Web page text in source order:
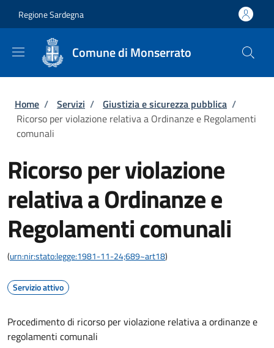
Regione Sardegna
Comune di Monserrato
Briciole di pane
Home / Servizi / Giustizia e sicurezza pubblica /
Ricorso per violazione relativa a Ordinanze e Regolamenti
comunali
Ricorso per violazione
relativa a Ordinanze e
Regolamenti comunali
(urn:nir:stato:legge:1981-11-24;689~art18)
Servizio attivo
Procedimento di ricorso per violazione relativa a ordinanze e
regolamenti comunali